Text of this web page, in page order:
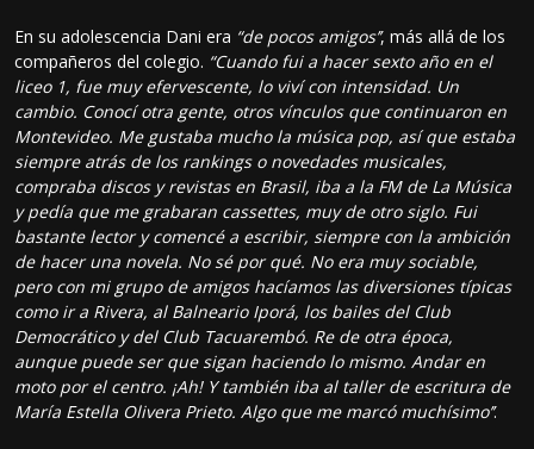
En su adolescencia Dani era “de pocos amigos’’, más allá de los
compañeros del colegio. “Cuando fui a hacer sexto año en el
liceo 1, fue muy efervescente, lo viví con intensidad. Un
cambio. Conocí otra gente, otros vínculos que continuaron en
Montevideo. Me gustaba mucho la música pop, así que estaba
siempre atrás de los rankings o novedades musicales,
compraba discos y revistas en Brasil, iba a la FM de La Música
y pedía que me grabaran cassettes, muy de otro siglo. Fui
bastante lector y comencé a escribir, siempre con la ambición
de hacer una novela. No sé por qué. No era muy sociable,
pero con mi grupo de amigos hacíamos las diversiones típicas
como ir a Rivera, al Balneario Iporá, los bailes del Club
Democrático y del Club Tacuarembó. Re de otra época,
aunque puede ser que sigan haciendo lo mismo. Andar en
moto por el centro. ¡Ah! Y también iba al taller de escritura de
María Estella Olivera Prieto. Algo que me marcó muchísimo’’.